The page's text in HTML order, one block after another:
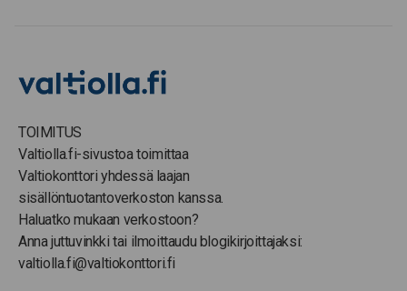
TOIMITUS
Valtiolla.fi-sivustoa toimittaa
Valtiokonttori yhdessä laajan
sisällöntuotantoverkoston kanssa.
Haluatko mukaan verkostoon?
Anna juttuvinkki tai ilmoittaudu blogikirjoittajaksi:
valtiolla.fi@valtiokonttori.fi